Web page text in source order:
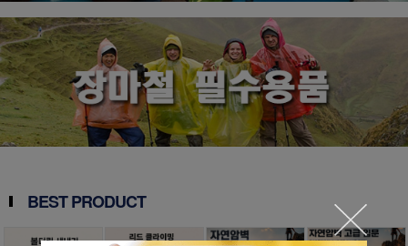
BEST PRODUCT